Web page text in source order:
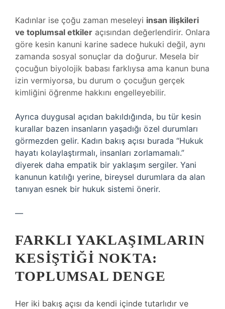
Kadınlar ise çoğu zaman meseleyi insan ilişkileri
ve toplumsal etkiler açısından değerlendirir. Onlara
göre kesin kanuni karine sadece hukuki değil, aynı
zamanda sosyal sonuçlar da doğurur. Mesela bir
çocuğun biyolojik babası farklıysa ama kanun buna
izin vermiyorsa, bu durum o çocuğun gerçek
kimliğini öğrenme hakkını engelleyebilir.
Ayrıca duygusal açıdan bakıldığında, bu tür kesin
kurallar bazen insanların yaşadığı özel durumları
görmezden gelir. Kadın bakış açısı burada “Hukuk
hayatı kolaylaştırmalı, insanları zorlamamalı.”
diyerek daha empatik bir yaklaşım sergiler. Yani
kanunun katılığı yerine, bireysel durumlara da alan
tanıyan esnek bir hukuk sistemi önerir.
—
FARKLI YAKLAŞIMLARIN
KESIŞTIĞI NOKTA:
TOPLUMSAL DENGE
Her iki bakış açısı da kendi içinde tutarlıdır ve